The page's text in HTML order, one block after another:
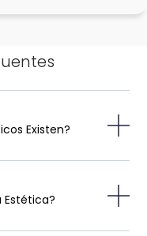
Existen?
Estética?